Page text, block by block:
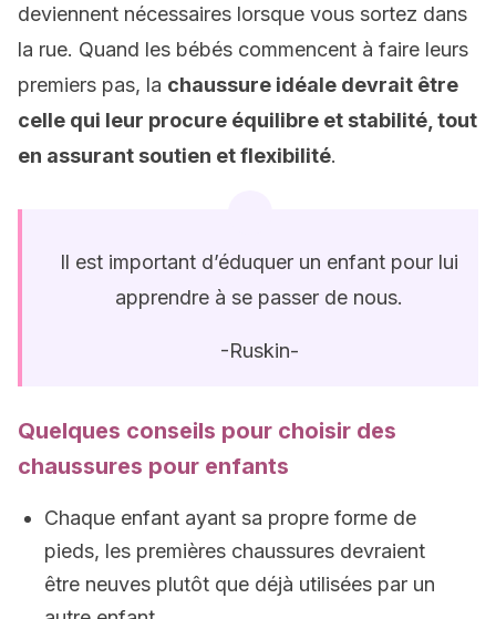
deviennent nécessaires lorsque vous sortez dans
la rue. Quand les bébés commencent à faire leurs
premiers pas, la chaussure idéale devrait être
celle qui leur procure équilibre et stabilité, tout
en assurant soutien et flexibilité.
Il est important d’éduquer un enfant pour lui
apprendre à se passer de nous.
-Ruskin-
Quelques conseils pour choisir des
chaussures pour enfants
Chaque enfant ayant sa propre forme de
pieds, les premières chaussures devraient
être neuves plutôt que déjà utilisées par un